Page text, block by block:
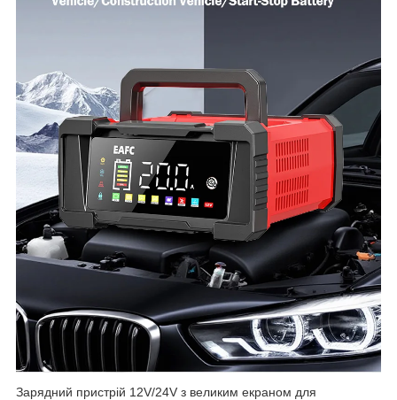
Зарядний пристрій 12V/24V з великим екраном для